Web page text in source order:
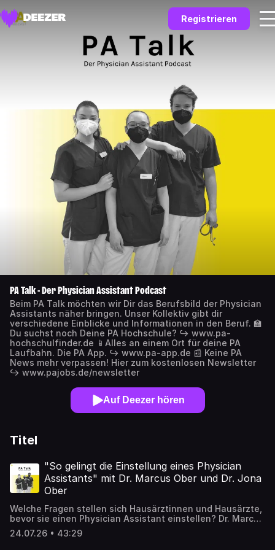
Registrieren
PA Talk - Der Physician Assistant Podcast
Beim PA Talk möchten wir Dir das Berufsbild der Physician
Assistants näher bringen. Unser Kollektiv gibt dir
verschiedene Einblicke und Informationen in den Beruf. 🏫
Du suchst noch Deine PA Hochschule? ↪️ www.pa-
hochschulfinder.de 📱Alles an einem Ort für deine PA
Laufbahn. Die PA App. ↪️ www.pa-app.de 📰 Keine PA
News mehr verpassen! Hier zum kostenlosen Newsletter
↪️ www.pajobs.de/newsletter
Auf Deezer hören
Titel
"So gelingt die Einstellung eines Physician
Assistants" mit Dr. Marcus Ober und Dr. Jona
Ober
Welche Fragen stellen sich Hausärztinnen und Hausärzte,
bevor sie einen Physician Assistant einstellen? Dr. Marcus
Ober und Dr. Jona Kristin Ober geben persönliche
Einblicke in ihre Erfahrungen: von der wirtschaftlichen
24.07.26 • 43:29